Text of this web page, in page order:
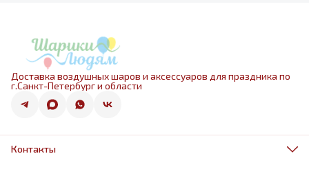
Доставка воздушных шаров и аксессуаров для праздника по
г.Санкт-Петербург и области
Контакты